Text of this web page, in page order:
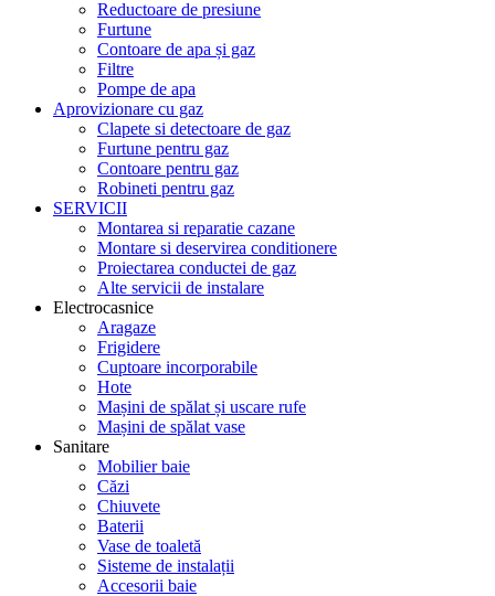
Reductoare de presiune
Furtune
Contoare de apa și gaz
Filtre
Pompe de apa
Aprovizionare cu gaz
Clapete si detectoare de gaz
Furtune pentru gaz
Contoare pentru gaz
Robineti pentru gaz
SERVICII
Montarea si reparatie cazane
Montare si deservirea conditionere
Proiectarea conductei de gaz
Alte servicii de instalare
Electrocasnice
Aragaze
Frigidere
Cuptoare incorporabile
Hote
Mașini de spălat și uscare rufe
Mașini de spălat vase
Sanitare
Mobilier baie
Căzi
Chiuvete
Baterii
Vase de toaletă
Sisteme de instalații
Accesorii baie